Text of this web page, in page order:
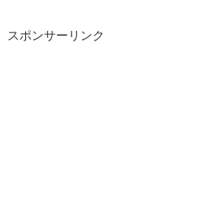
スポンサーリンク